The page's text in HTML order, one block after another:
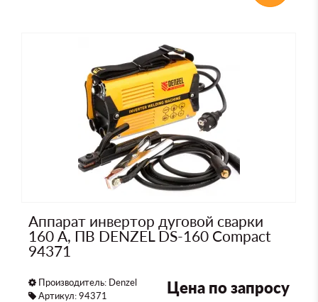
Аппарат инвертор дуговой сварки
160 А, ПВ DENZEL DS-160 Compact
94371
Производитель: Denzel
Артикул: 94371
Цена по запросу